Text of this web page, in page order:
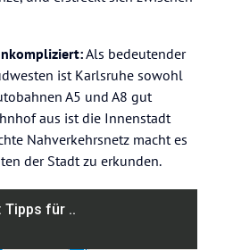
Als bedeutender
ist Karlsruhe sowohl
A5 und A8 gut
aus ist die Innenstadt
Nahverkehrsnetz macht es
der Stadt zu erkunden.